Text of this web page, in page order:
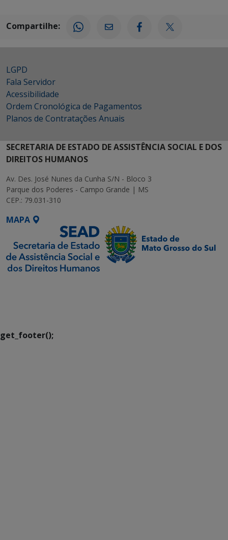
Compartilhe:
LGPD
Fala Servidor
Acessibilidade
Ordem Cronológica de Pagamentos
Planos de Contratações Anuais
SECRETARIA DE ESTADO DE ASSISTÊNCIA SOCIAL E DOS
DIREITOS HUMANOS
Av. Des. José Nunes da Cunha S/N - Bloco 3
Parque dos Poderes - Campo Grande | MS
CEP.: 79.031-310
MAPA
get_footer();